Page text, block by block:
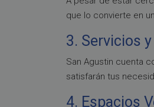
que lo convierte en
3. Servicios
San Agustin cuenta
satisfarán tus
4. Espacios